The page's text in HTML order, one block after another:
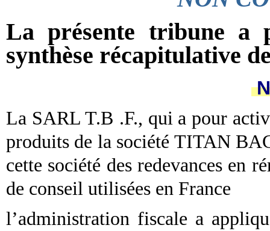
La présente tribune a
synthèse récapitulative
La SARL T.B .F., qui a pour
produits de la société TITAN
cette société des redevances en
de conseil utilisées en France
l’administration fiscale a